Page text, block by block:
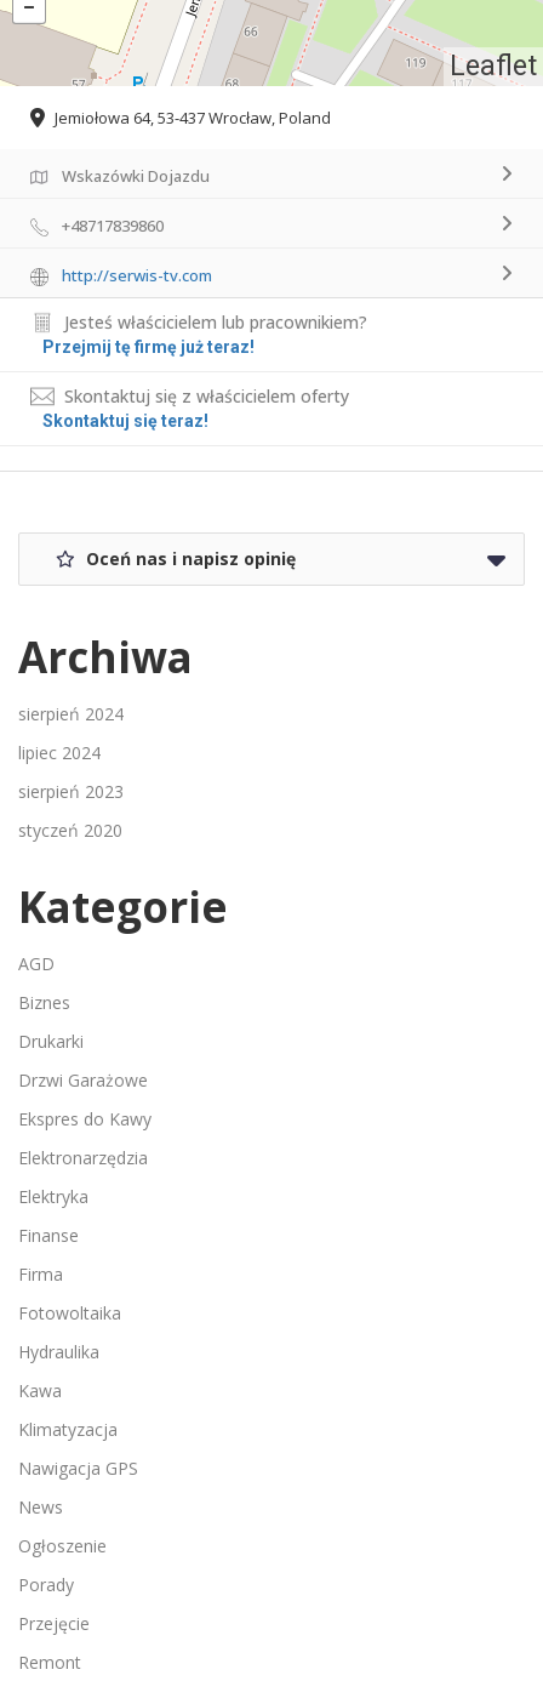
Leaflet
Jemiołowa 64, 53-437 Wrocław, Poland
Wskazówki Dojazdu
+48717839860
http://serwis-tv.com
Jesteś właścicielem lub pracownikiem?
Przejmij tę firmę już teraz!
Skontaktuj się z właścicielem oferty
Skontaktuj się teraz!
Oceń nas i napisz opinię
Archiwa
sierpień 2024
lipiec 2024
sierpień 2023
styczeń 2020
Kategorie
AGD
Biznes
Drukarki
Drzwi Garażowe
Ekspres do Kawy
Elektronarzędzia
Elektryka
Finanse
Firma
Fotowoltaika
Hydraulika
Kawa
Klimatyzacja
Nawigacja GPS
News
Ogłoszenie
Porady
Przejęcie
Remont